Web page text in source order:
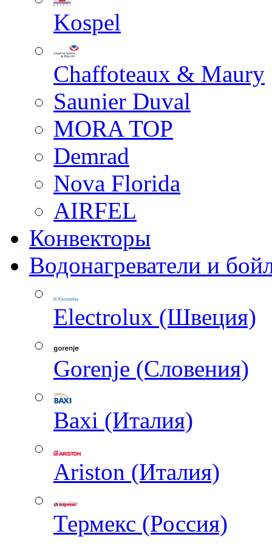
Kospel
Chaffoteaux & Maury
Saunier Duval
MORA TOP
Demrad
Nova Florida
AIRFEL
Конвекторы
Водонагреватели и
Electrolux (Швеция)
Gorenje (Словения)
Baxi (Италия)
Ariston (Италия)
Термекс (Россия)